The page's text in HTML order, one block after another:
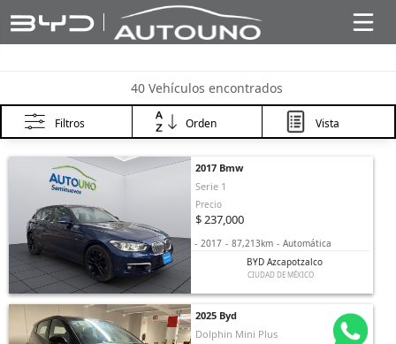
40 Vehículos encontrados
Filtros Orden Vista
2017 Bmw
Serie 1
Precio
$ 237,000
- 2017 - 87,213km - Automática
BYD Azcapotzalco
CIUDAD DE MÉXICO
2025 Byd
Dolphin Mini Plus